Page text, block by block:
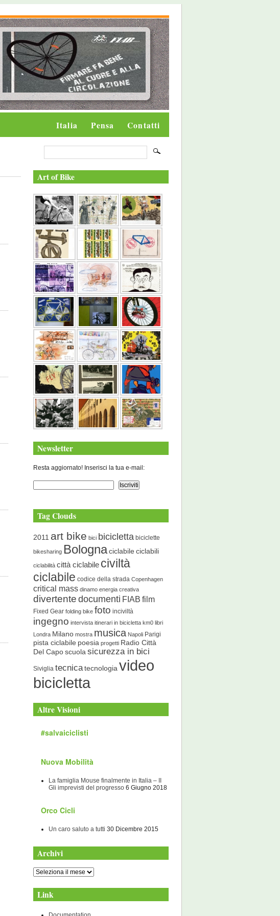
Italia Pensa Contatti
Art of Bike
Newsletter
Resta aggiornato! Inserisci la tua e-mail:
Tag Clouds
2011 art bike bici bicicletta biciclette
bikesharing Bolognaciclabile ciclabili
ciclabilità città ciclabile civiltà
ciclabile codice della strada Copenhagen
critical mass dinamo energia creativa
divertentedocumenti FIAB film
Fixed Gear folding bike foto inciviltà
ingegno intervista itinerari in bicicletta km0 libri
Londra Milano mostra musica Napoli Parigi
pista ciclabile poesia progetti Radio Città
Del Capo scuolasicurezza in bici
Siviglia tecnicatecnologiavideo
bicicletta
Altre Visioni
#salvaiciclisti
Nuova Mobilità
La famiglia Mouse finalmente in Italia – II
Gli imprevisti del progresso 6 Giugno 2018
Orco Cicli
Un caro saluto a tutti 30 Dicembre 2015
Archivi
Archivi
Link